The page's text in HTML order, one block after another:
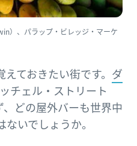
）、パラップ・ビレッジ・マーケ
ておきたい街です。 ダ
チェル・ストリート
どの屋外バーも世界中
いでしょうか。